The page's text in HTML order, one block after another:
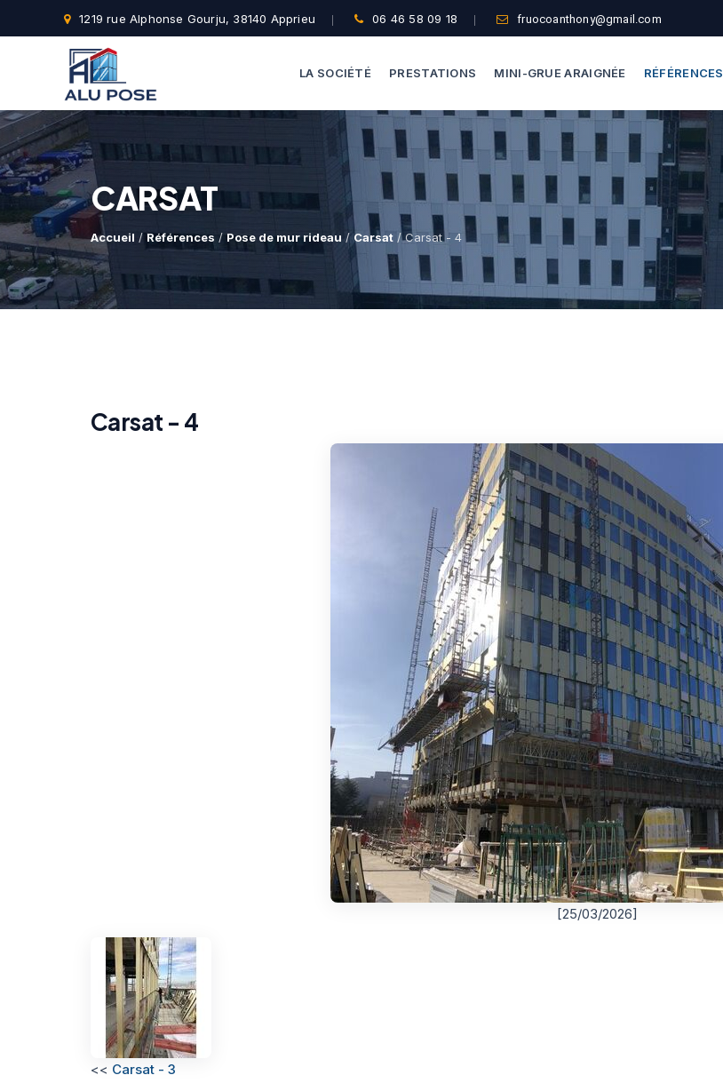
1219 rue Alphonse Gourju, 38140 Apprieu 06 46 58 09 18 fruocoanthony@gmail.com
LA SOCIÉTÉ PRESTATIONS
Dépannage Vitrages
Vitrine Magasin
Expertise Bris De Glace
Recherche De Fuite
MINI-GRUE ARAIGNÉE
Capacité De Levage
Nos Formules
RÉFÉRENCES
CARSAT
Accueil / Références /Pose de mur rideau / Carsat / Carsat - 4
Carsat - 4
[25/03/2026]
<< Carsat - 3